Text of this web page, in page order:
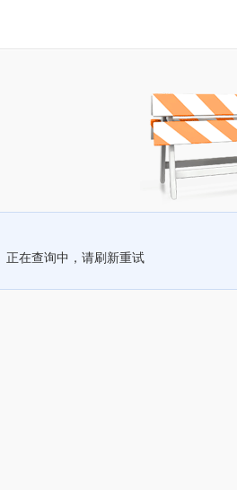
正在查询中，请刷新重试